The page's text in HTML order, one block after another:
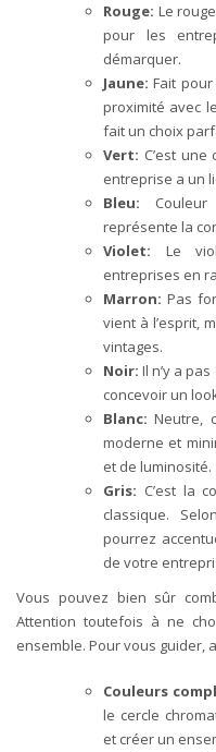
Rouge: Le
pour les
démarquer.
Jaune: Fait
proximité avec
fait un choix
Vert: C’est
entreprise a un
Bleu:
représente la
Violet: Le
entreprises en
Marron: Pas
vient à l’esprit,
vintages.
Noir: Il n’y a
concevoir un
Blanc: Neutre,
moderne et
et de luminosité.
Gris: C’est la
classique.
pourrez
de votre
Vous pouvez bien sûr
Attention toutefois à ne
ensemble. Pour vous guider,
Couleurs
le cercle
et créer un